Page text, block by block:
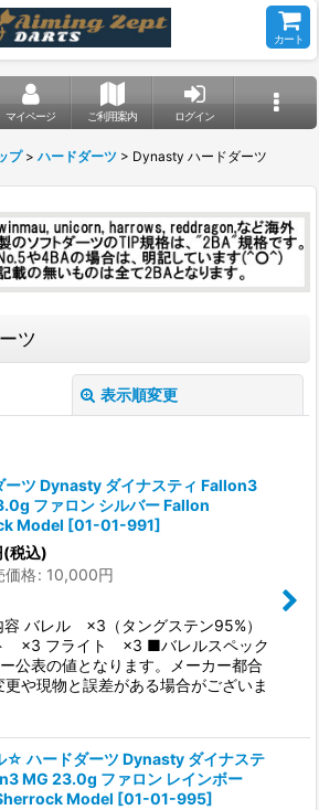
カート
マイページ ご利用案内 ログイン
プ > ハードダーツ > Dynasty ハードダーツ
ツ
表示順変更
絞り込む
ーツ Dynasty ダイナスティ Fallon3
ファロン シルバー Fallon
Model [01-01-991]
(税込)
価格: 10,000円
バレル ×3（タングステン95%）
×3 フライト ×3 ■バレルスペック
公表の値となります。メーカー都合
更や現物と誤差がある場合がございま
ハードダーツ Dynasty ダイナステ
MG 23.0g ファロン レインボー
Model [01-01-995]